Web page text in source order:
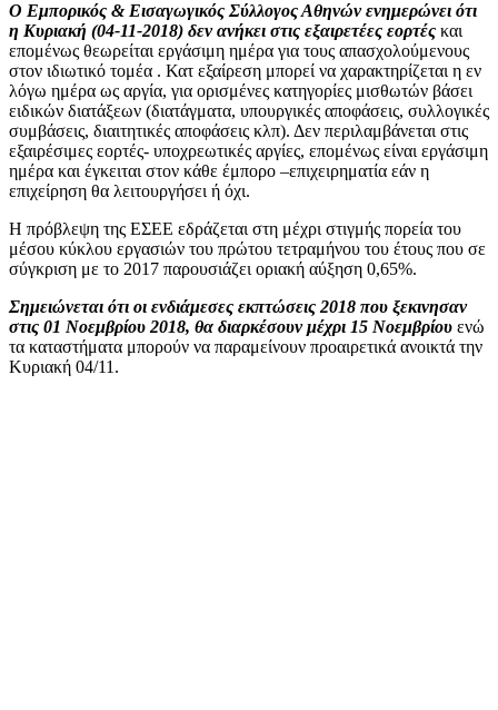
Ο Εμπορικός & Εισαγωγικός Σύλλογος Αθηνών ενημερώνει ότι
η Κυριακή (04-11-2018) δεν ανήκει στις εξαιρετέες εορτές και
επομένως θεωρείται εργάσιμη ημέρα για τους απασχολούμενους
στον ιδιωτικό τομέα . Κατ εξαίρεση μπορεί να χαρακτηρίζεται η εν
λόγω ημέρα ως αργία, για ορισμένες κατηγορίες μισθωτών βάσει
ειδικών διατάξεων (διατάγματα, υπουργικές αποφάσεις, συλλογικές
συμβάσεις, διαιτητικές αποφάσεις κλπ). Δεν περιλαμβάνεται στις
εξαιρέσιμες εορτές- υποχρεωτικές αργίες, επομένως είναι εργάσιμη
ημέρα και έγκειται στον κάθε έμπορο –επιχειρηματία εάν η
επιχείρηση θα λειτουργήσει ή όχι.
Η πρόβλεψη της ΕΣΕΕ εδράζεται στη μέχρι στιγμής πορεία του
μέσου κύκλου εργασιών του πρώτου τετραμήνου του έτους που σε
σύγκριση με το 2017 παρουσιάζει οριακή αύξηση 0,65%.
Σημειώνεται ότι οι ενδιάμεσες εκπτώσεις 2018 που ξεκινησαν
στις 01 Νοεμβρίου 2018, θα διαρκέσουν μέχρι 15 Νοεμβρίου ενώ
τα καταστήματα μπορούν να παραμείνουν προαιρετικά ανοικτά την
Κυριακή 04/11.